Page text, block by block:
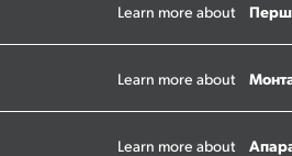
панель
Learn more about
Learn more about
Learn more about